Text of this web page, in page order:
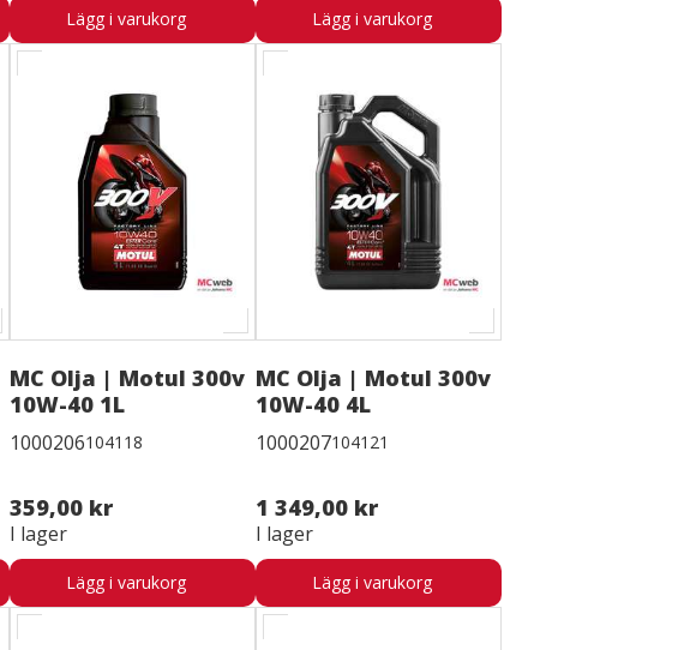
Lägg i varukorg Lägg i varukorg
MC Olja | Motul 300v
10W-40 1L
1000206104118
359,00 kr
I lager
Lägg i varukorg
MC Olja | Motul 300v
10W-40 4L
1000207104121
1 349,00 kr
I lager
Lägg i varukorg